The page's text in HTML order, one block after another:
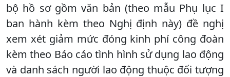
bộ hồ sơ gồm văn bản (theo mẫu Phụ lục I
ban hành kèm theo Nghị định này) đề nghị
xem xét giảm mức đóng kinh phí công đoàn
kèm theo Báo cáo tình hình sử dụng lao động
và danh sách người lao động thuộc đối tượng